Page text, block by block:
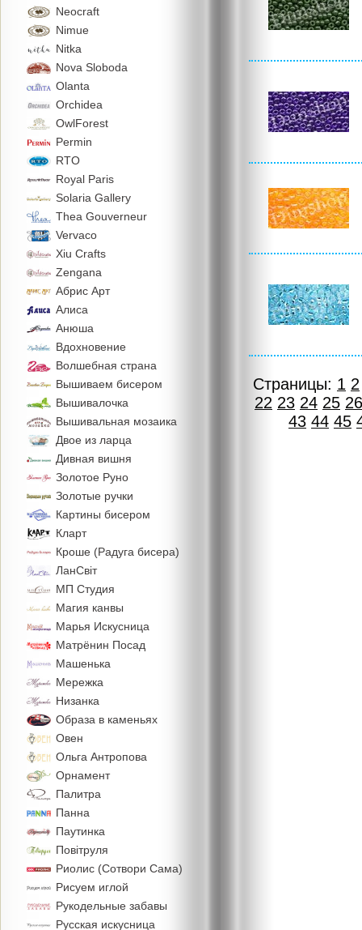
Neocraft
Nimue
Nitka
Nova Sloboda
Olanta
Orchidea
OwlForest
Permin
RTO
Royal Paris
Solaria Gallery
Thea Gouverneur
Vervaco
Xiu Crafts
Zengana
Абрис Арт
Алиса
Анюша
Вдохновение
Волшебная страна
Вышиваем бисером
Вышивалочка
Вышивальная мозаика
Двое из ларца
Дивная вишня
Золотое Руно
Золотые ручки
Картины бисером
Кларт
Кроше (Радуга бисера)
ЛанСвiт
МП Студия
Магия канвы
Марья Искусница
Матрёнин Посад
Машенька
Мережка
Низанка
Образа в каменьях
Овен
Ольга Антропова
Орнамент
Палитра
Панна
Паутинка
Повiтруля
Риолис (Сотвори Сама)
Рисуем иглой
Рукодельные забавы
Русская искусница
Страницы: 1 2
22 23 24 25 26
43 44 45